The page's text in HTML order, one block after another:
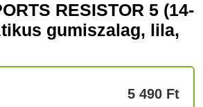
RESISTOR 5 (14-
gumiszalag, lila,
5 490 Ft